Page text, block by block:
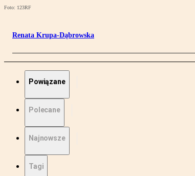
Foto: 123RF
Renata Krupa-Dąbrowska
Powiązane
Polecane
Najnowsze
Tagi